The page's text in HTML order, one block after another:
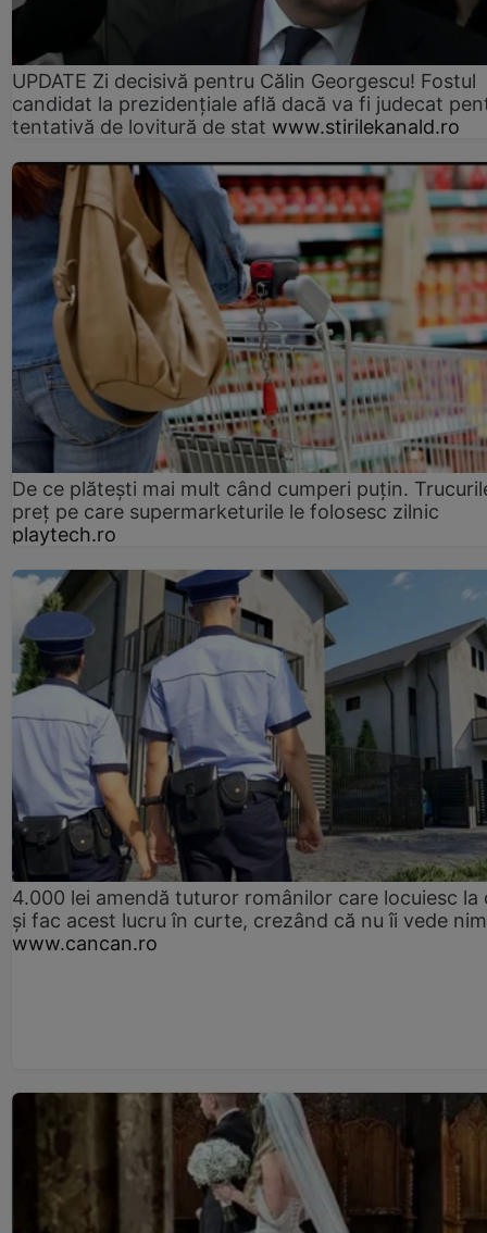
UPDATE Zi decisivă pentru Călin Georgescu! Fostul
candidat la prezidențiale află dacă va fi judecat
tentativă de lovitură de stat www.stirilekanald.ro
De ce plătești mai mult când cumperi puțin.
preț pe care supermarketurile le folosesc zilnic
playtech.ro
4.000 lei amendă tuturor românilor care locuiesc la
și fac acest lucru în curte, crezând că nu îi vede
www.cancan.ro